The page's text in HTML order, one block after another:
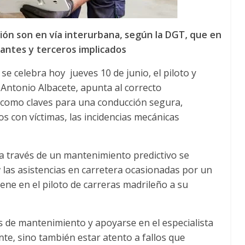
son en vía interurbana, según la DGT, que en
y terceros implicados
celebra hoy jueves 10 de junio, el piloto y
Albacete, apunta al correcto
claves para una conducción segura,
víctimas, las incidencias mecánicas
través de un mantenimiento predictivo se
asistencias en carretera ocasionadas por un
en el piloto de carreras madrileño a su
mantenimiento y apoyarse en el especialista
sino también estar atento a fallos que